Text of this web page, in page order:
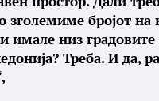
зголемиме бројот
имале низ градовите
Треба. И да,